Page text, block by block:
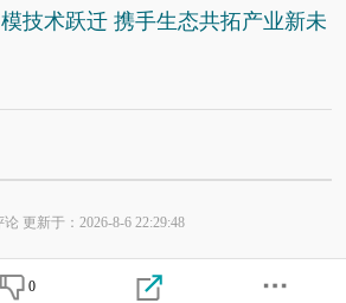
技术跃迁 携手生态共拓产业新未
论 更新于：2026-8-6 22:29:48
0